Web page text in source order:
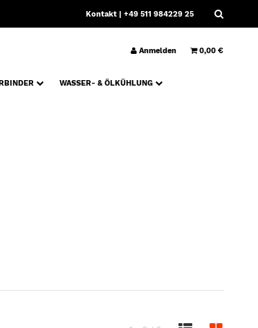
Kontakt | +49 511 984229 25
Anmelden 0,00 €
WASSER- & ÖLKÜHLUNG